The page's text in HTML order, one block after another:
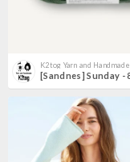
K2tog Yarn and Handmade